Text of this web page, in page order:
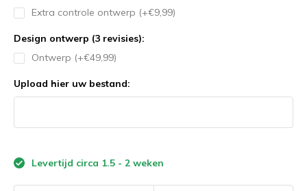
Extra controle ontwerp (+€9,99)
Design ontwerp (3 revisies):
Ontwerp (+€49,99)
Upload hier uw bestand:
Levertijd circa 1.5 - 2 weken